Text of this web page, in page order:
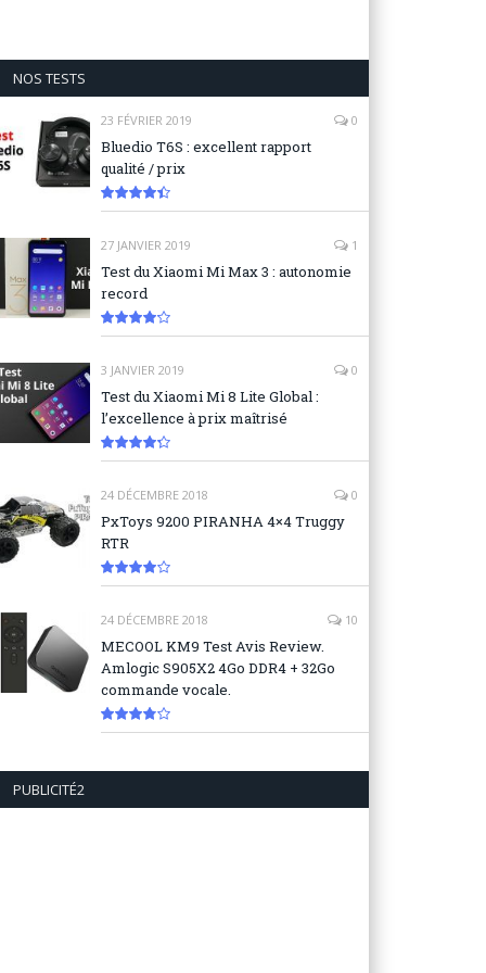
NOS TESTS
23 FÉVRIER 2019 0
Bluedio T6S : excellent rapport
qualité / prix
27 JANVIER 2019 1
Test du Xiaomi Mi Max 3 : autonomie
record
3 JANVIER 2019 0
Test du Xiaomi Mi 8 Lite Global :
l’excellence à prix maîtrisé
24 DÉCEMBRE 2018 0
PxToys 9200 PIRANHA 4×4 Truggy
RTR
24 DÉCEMBRE 2018 10
MECOOL KM9 Test Avis Review.
Amlogic S905X2 4Go DDR4 + 32Go
commande vocale.
PUBLICITÉ2